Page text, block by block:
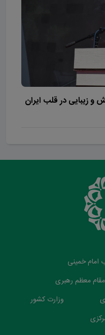
و زیبایی در قلب ایران
امام خمینی
مقام معظم رهبری
وزارت کشور